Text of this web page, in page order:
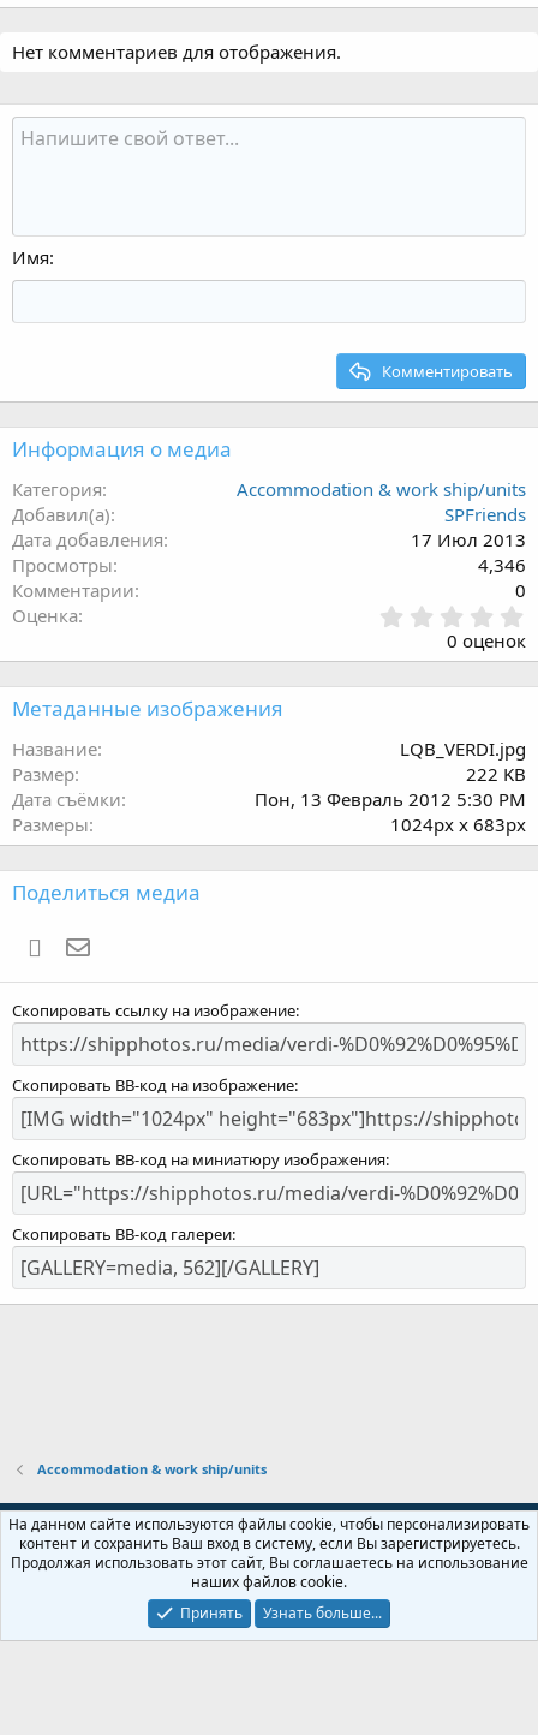
Нет комментариев для отображения.
Имя
Комментировать
Информация о медиа
Категория
Accommodation & work ship/units
Добавил(а)
SPFriends
Дата добавления
17 Июл 2013
Просмотры
4,346
Комментарии
0
Оценка
.
0
0 оценок
Метаданные изображения
Название
LQB_VERDI.jpg
Размер
222 KB
Дата съёмки
Пон, 13 Февраль 2012 5:30 PM
Размеры
1024px x 683px
Поделиться медиа
WhatsApp
Скопировать ссылку на изображение
Скопировать BB-код на изображение
Скопировать BB-код на миниатюру изображения
Скопировать BB-код галереи
Accommodation & work ship/units
Russian (RU)
Обратная связь
Условия и правила
Политика конфиденциальности
Помощь
XenForo.Info
На данном сайте используются файлы cookie, чтобы персонализировать
контент и сохранить Ваш вход в систему, если Вы зарегистрируетесь.
Продолжая использовать этот сайт, Вы соглашаетесь на использование
наших файлов cookie.
Принять
Узнать больше...